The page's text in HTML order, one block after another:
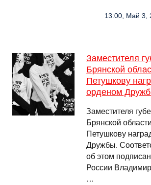
13:00, Май 3,
Заместителя
Брянской
Петушкову
орденом
Заместителя
Брянской
Петушкову
Дружбы.
об этом
России
…